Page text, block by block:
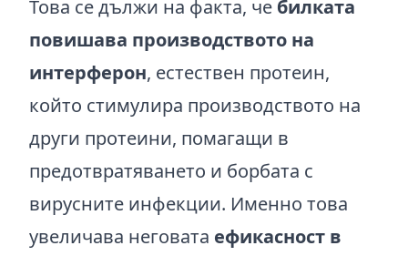
Това се дължи на факта, че билката
повишава производството на
интерферон, естествен протеин,
който стимулира производството на
други протеини, помагащи в
предотвратяването и борбата с
вирусните инфекции. Именно това
увеличава неговата ефикасност в